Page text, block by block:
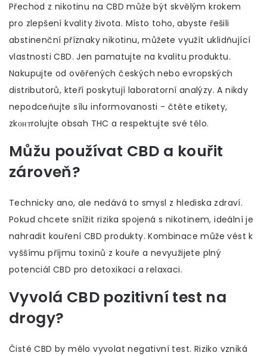
Přechod z nikotinu na CBD může být skvělým krokem
pro zlepšení kvality života. Místo toho, abyste řešili
abstinenční příznaky nikotinu, můžete využít uklidňující
vlastnosti CBD. Jen pamatujte na kvalitu produktu.
Nakupujte od ověřených českých nebo evropských
distributorů, kteří poskytují laboratorní analýzy. A nikdy
nepodceňujte sílu informovanosti - čtěte etikety,
zkонтrolujte obsah THC a respektujte své tělo.
Můžu používat CBD a kouřit
zároveň?
Technicky ano, ale nedává to smysl z hlediska zdraví.
Pokud chcete snížit rizika spojená s nikotinem, ideální je
nahradit kouření CBD produkty. Kombinace může vést k
vyššímu příjmu toxinů z kouře a nevyužijete plný
potenciál CBD pro detoxikaci a relaxaci.
Vyvolá CBD pozitivní test na
drogy?
Čisté CBD by mělo vyvolat negativní test. Riziko vzniká